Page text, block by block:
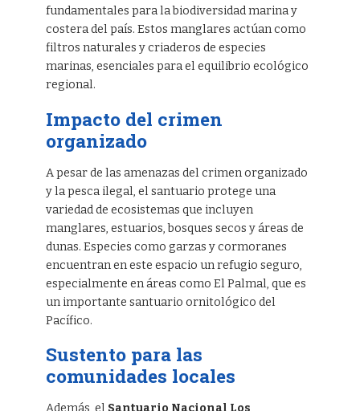
fundamentales para la biodiversidad marina y
costera del país. Estos manglares actúan como
filtros naturales y criaderos de especies
marinas, esenciales para el equilibrio ecológico
regional.
Impacto del crimen
organizado
A pesar de las amenazas del crimen organizado
y la pesca ilegal, el santuario protege una
variedad de ecosistemas que incluyen
manglares, estuarios, bosques secos y áreas de
dunas. Especies como garzas y cormoranes
encuentran en este espacio un refugio seguro,
especialmente en áreas como El Palmal, que es
un importante santuario ornitológico del
Pacífico.
Sustento para las
comunidades locales